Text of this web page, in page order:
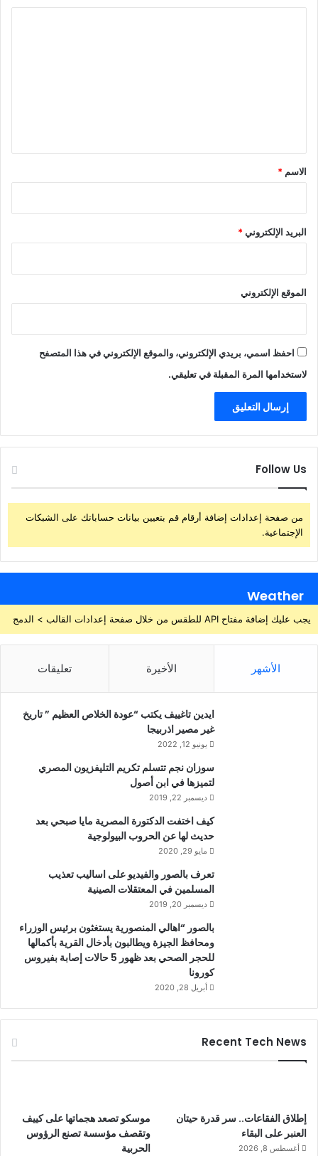
*
الاسم *
البريد الإلكتروني*
الموقع الإلكتروني
احفظ اسمي، بريدي الإلكتروني، والموقع الإلكتروني في هذا المتصفح
لاستخدامها المرة المقبلة في تعليقي.
Follow Us
من صفحة إعدادات إضافة أرقام قم بتعيين بيانات حساباتك على الشبكات
الإجتماعية.
Weather
يجب عليك إضافة مفتاح API للطقس من خلال صفحة إعدادات القالب > الدمج
الأشهر الأخيرة تعليقات
ايدين تاغييف يكتب “عودة الخلاص العظيم ” تاريخ
غير مصير اذربيجا
يونيو 12, 2022
سوزان نجم تتسلم تكريم التليفزيون المصري
لتميزها في ابن أصول
ديسمبر 22, 2019
كيف اختفت الدكتورة المصرية مايا صبحي بعد
حديث لها عن الحروب البيولوجية
مايو 29, 2020
تعرف بالصور والفيديو على اساليب تعذيب
المسلمين في المعتقلات الصينية
ديسمبر 20, 2019
بالصور “اهالي المنصورية يستغثون برئيس الوزراء
ومحافظ الجيزة ويطالبون بأدخال القرية بأكمالها
للحجر الصحي بعد ظهور 5 حالات إصابة بفيروس
كورونا
أبريل 28, 2020
Recent Tech News
إطلاق الفقاعات.. سر قدرة حيتان
العنبر على البقاء
أغسطس 8, 2026
موسكو تصعد هجماتها على كييف
وتقصف مؤسسة تصنع الرؤوس
الحربية